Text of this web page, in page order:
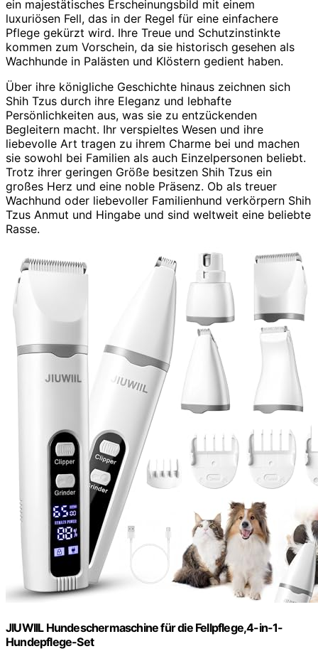
ein majestätisches Erscheinungsbild mit einem
luxuriösen Fell, das in der Regel für eine einfachere
Pflege gekürzt wird. Ihre Treue und Schutzinstinkte
kommen zum Vorschein, da sie historisch gesehen als
Wachhunde in Palästen und Klöstern gedient haben.
Über ihre königliche Geschichte hinaus zeichnen sich
Shih Tzus durch ihre Eleganz und lebhafte
Persönlichkeiten aus, was sie zu entzückenden
Begleitern macht. Ihr verspieltes Wesen und ihre
liebevolle Art tragen zu ihrem Charme bei und machen
sie sowohl bei Familien als auch Einzelpersonen beliebt.
Trotz ihrer geringen Größe besitzen Shih Tzus ein
großes Herz und eine noble Präsenz. Ob als treuer
Wachhund oder liebevoller Familienhund verkörpern Shih
Tzus Anmut und Hingabe und sind weltweit eine beliebte
Rasse.
JIUWIIL Hundeschermaschine für die Fellpflege,4-in-1-
Hundepflege-Set